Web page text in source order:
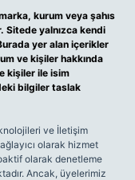
kurum veya şahıs
Sitede yalnızca kendi
yer alan içerikler
ve kişiler hakkında
kişiler ile isim
bilgiler taslak
ve İletişim
olarak hizmet
olarak denetleme
Ancak, üyelerimiz